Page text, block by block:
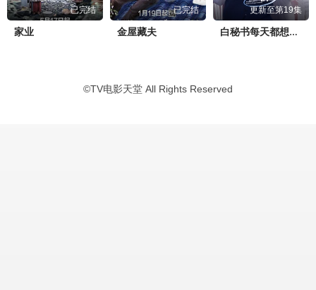
已完结
家业
已完结
金屋藏夫
更新至第19集
白秘书每天都想辞职
©TV电影天堂 All Rights Reserved